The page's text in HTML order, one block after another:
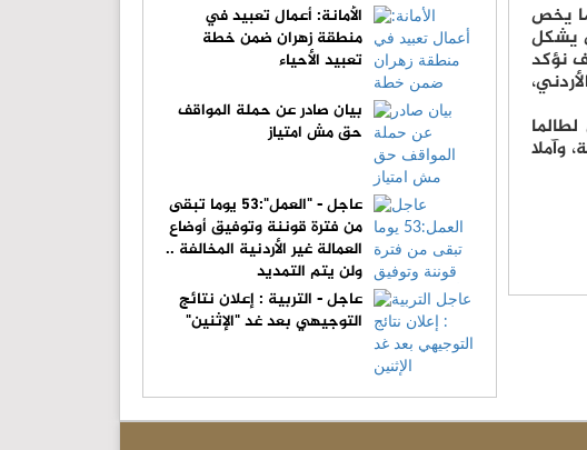
يخص
يشكل
نؤكد
وآملا
الأمانة: أعمال تعبيد في
منطقة زهران ضمن خطة
تعبيد الأحياء
بيان صادر عن حملة المواقف
حق مش امتياز
عاجل - "العمل":53 يوما تبقى
من فترة قوننة وتوفيق أوضاع
العمالة غير الأردنية المخالفة ..
ولن يتم التمديد
عاجل - التربية : إعلان نتائج
التوجيهي بعد غد "الإثنين"